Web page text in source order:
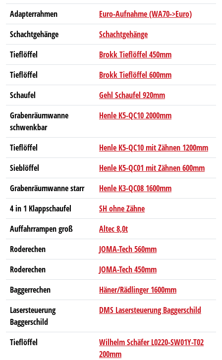
Adapterrahmen
Euro-Aufnahme (WA70->Euro)
Schachtgehänge
Schachtgehänge
Tieflöffel
Brokk Tieflöffel 450mm
Tieflöffel
Brokk Tieflöffel 600mm
Schaufel
Gehl Schaufel 920mm
Grabenräumwanne
schwenkbar
Henle K5-QC10 2000mm
Tieflöffel
Henle K5-QC10 mit Zähnen 1200mm
Sieblöffel
Henle K5-QC01 mit Zähnen 600mm
Grabenräumwanne starr
Henle K3-QC08 1600mm
4 in 1 Klappschaufel
SH ohne Zähne
Auffahrrampen groß
Altec 8,0t
Roderechen
JOMA-Tech 560mm
Roderechen
JOMA-Tech 450mm
Baggerrechen
Häner/Rädlinger 1600mm
Lasersteuerung
Baggerschild
DMS Lasersteuerung Baggerschild
Tieflöffel
Wilhelm Schäfer L0220-SW01Y-T02
200mm